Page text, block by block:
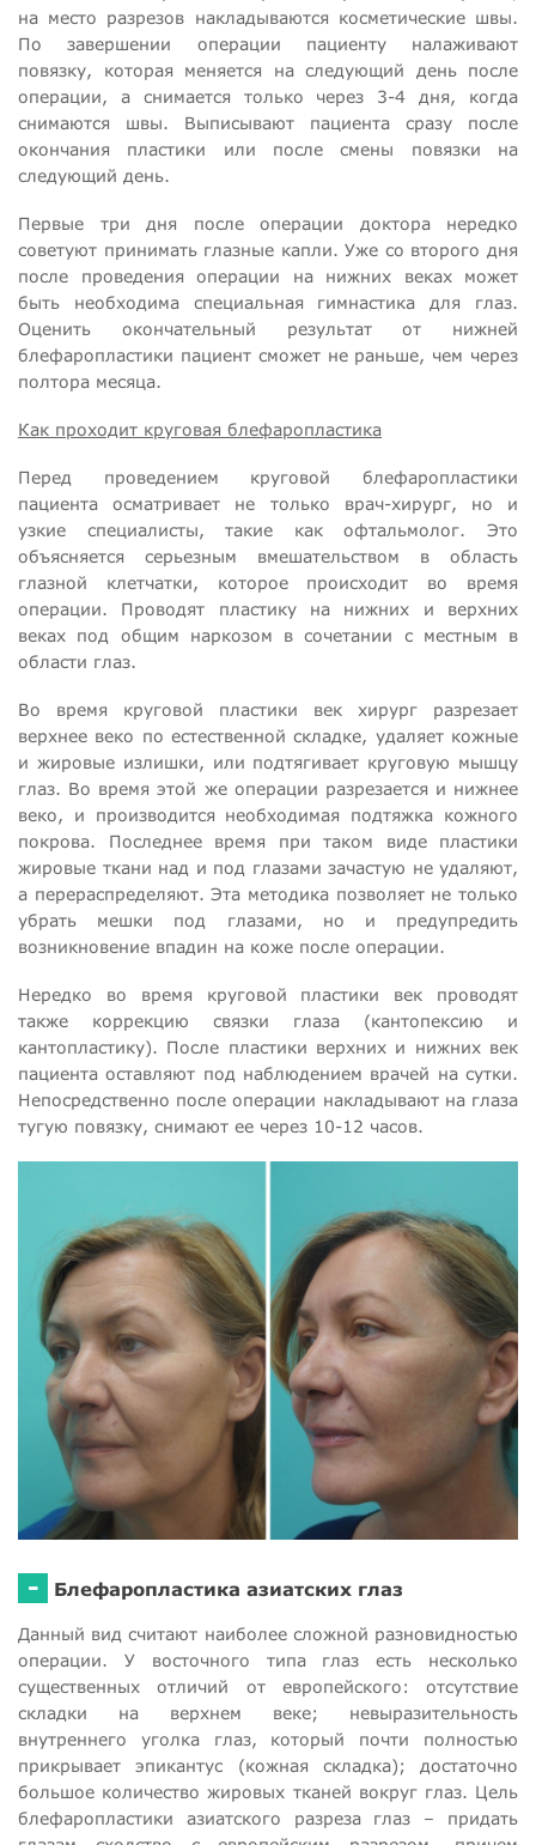
на место разрезов накладываются косметические швы.
По завершении операции пациенту налаживают
повязку, которая меняется на следующий день после
операции, а снимается только через 3-4 дня, когда
снимаются швы. Выписывают пациента сразу после
окончания пластики или после смены повязки на
следующий день.
Первые три дня после операции доктора нередко
советуют принимать глазные капли. Уже со второго дня
после проведения операции на нижних веках может
быть необходима специальная гимнастика для глаз.
Оценить окончательный результат от нижней
блефаропластики пациент сможет не раньше, чем через
полтора месяца.
Как проходит круговая блефаропластика
Перед проведением круговой блефаропластики
пациента осматривает не только врач-хирург, но и
узкие специалисты, такие как офтальмолог. Это
объясняется серьезным вмешательством в область
глазной клетчатки, которое происходит во время
операции. Проводят пластику на нижних и верхних
веках под общим наркозом в сочетании с местным в
области глаз.
Во время круговой пластики век хирург разрезает
верхнее веко по естественной складке, удаляет кожные
и жировые излишки, или подтягивает круговую мышцу
глаз. Во время этой же операции разрезается и нижнее
веко, и производится необходимая подтяжка кожного
покрова. Последнее время при таком виде пластики
жировые ткани над и под глазами зачастую не удаляют,
а перераспределяют. Эта методика позволяет не только
убрать мешки под глазами, но и предупредить
возникновение впадин на коже после операции.
Нередко во время круговой пластики век проводят
также коррекцию связки глаза (кантопексию и
кантопластику). После пластики верхних и нижних век
пациента оставляют под наблюдением врачей на сутки.
Непосредственно после операции накладывают на глаза
тугую повязку, снимают ее через 10-12 часов.
- Блефаропластика азиатских глаз
Данный вид считают наиболее сложной разновидностью
операции. У восточного типа глаз есть несколько
существенных отличий от европейского: отсутствие
складки на верхнем веке; невыразительность
внутреннего уголка глаз, который почти полностью
прикрывает эпикантус (кожная складка); достаточно
большое количество жировых тканей вокруг глаз. Цель
блефаропластики азиатского разреза глаз – придать